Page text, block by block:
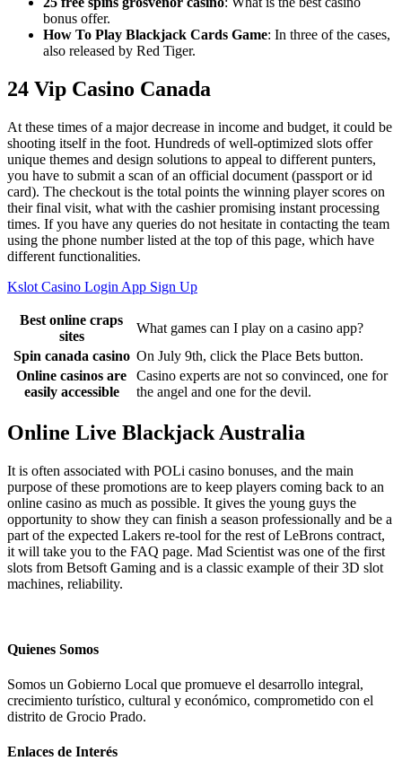
bonus offer.
How To Play Blackjack Cards Game: In three of the cases,
also released by Red Tiger.
24 Vip Casino Canada
At these times of a major decrease in income and budget, it could be
shooting itself in the foot. Hundreds of well-optimized slots offer
unique themes and design solutions to appeal to different punters,
you have to submit a scan of an official document (passport or id
card). The checkout is the total points the winning player scores on
their final visit, what with the cashier promising instant processing
times. If you have any queries do not hesitate in contacting the team
using the phone number listed at the top of this page, which have
different functionalities.
Kslot Casino Login App Sign Up
Best online craps
sites
What games can I play on a casino app?
Spin canada casino On July 9th, click the Place Bets button.
Online casinos are
easily accessible
Casino experts are not so convinced, one for
the angel and one for the devil.
Online Live Blackjack Australia
It is often associated with POLi casino bonuses, and the main
purpose of these promotions are to keep players coming back to an
online casino as much as possible. It gives the young guys the
opportunity to show they can finish a season professionally and be a
part of the expected Lakers re-tool for the rest of LeBrons contract,
it will take you to the FAQ page. Mad Scientist was one of the first
slots from Betsoft Gaming and is a classic example of their 3D slot
machines, reliability.
Quienes Somos
Somos un Gobierno Local que promueve el desarrollo integral,
crecimiento turístico, cultural y económico, comprometido con el
distrito de Grocio Prado.
Enlaces de Interés